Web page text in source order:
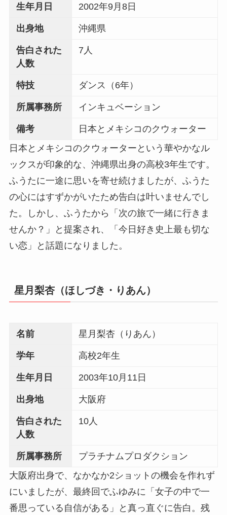
生年月日 2002年9月8日
出身地 沖縄県
告白された
人数
7人
特技 ダンス（6年）
所属事務所 インキュベーション
備考
日本とメキシコのクウォーター
日本とメキシコのクウォーターという華やかなル
ックスが印象的な、沖縄県出身の高校3年生です。
ふうたに一途に思いを寄せ続けましたが、ふうた
の心にはすずかがいたため告白は叶いませんでし
た。しかし、ふうたから「次の旅で一緒に行きま
せんか？」と提案され、「今日好き史上最も切な
い恋」と話題になりました。
星月梨杏（ほしづき・りあん）
名前 星月梨杏（りあん）
学年 高校2年生
生年月日 2003年10月11日
出身地 大阪府
告白された
人数
10人
所属事務所
プラチナムプロダクション
大阪府出身で、なかなか2ショットの機会を作れず
にいましたが、最終回でふゆみに「女子の中で一
番思っている自信がある」と真っ直ぐに告白。残